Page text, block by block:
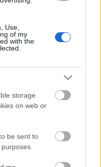
Use,
of my
with the
storage
on web or
be sent to